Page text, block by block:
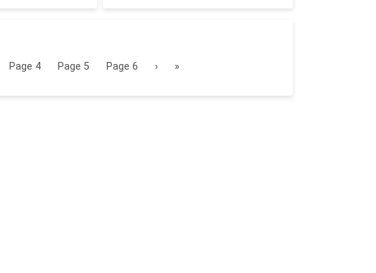
Page 4 Page 5 Page 6 › »